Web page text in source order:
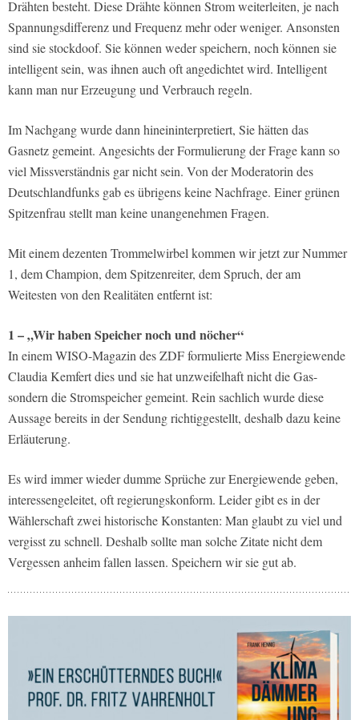
Drähten besteht. Diese Drähte können Strom weiterleiten, je nach
Spannungsdifferenz und Frequenz mehr oder weniger. Ansonsten
sind sie stockdoof. Sie können weder speichern, noch können sie
intelligent sein, was ihnen auch oft angedichtet wird. Intelligent
kann man nur Erzeugung und Verbrauch regeln.
Im Nachgang wurde dann hineininterpretiert, Sie hätten das
Gasnetz gemeint. Angesichts der Formulierung der Frage kann so
viel Missverständnis gar nicht sein. Von der Moderatorin des
Deutschlandfunks gab es übrigens keine Nachfrage. Einer grünen
Spitzenfrau stellt man keine unangenehmen Fragen.
Mit einem dezenten Trommelwirbel kommen wir jetzt zur Nummer
1, dem Champion, dem Spitzenreiter, dem Spruch, der am
Weitesten von den Realitäten entfernt ist:
1 – „Wir haben Speicher noch und nöcher“
In einem WISO-Magazin des ZDF formulierte Miss Energiewende
Claudia Kemfert dies und sie hat unzweifelhaft nicht die Gas-
sondern die Stromspeicher gemeint. Rein sachlich wurde diese
Aussage bereits in der Sendung richtiggestellt, deshalb dazu keine
Erläuterung.
Es wird immer wieder dumme Sprüche zur Energiewende geben,
interessengeleitet, oft regierungskonform. Leider gibt es in der
Wählerschaft zwei historische Konstanten: Man glaubt zu viel und
vergisst zu schnell. Deshalb sollte man solche Zitate nicht dem
Vergessen anheim fallen lassen. Speichern wir sie gut ab.